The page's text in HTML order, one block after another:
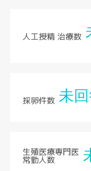
人工授精 治療数
採卵件数 未
生殖医療専門医
常勤人数